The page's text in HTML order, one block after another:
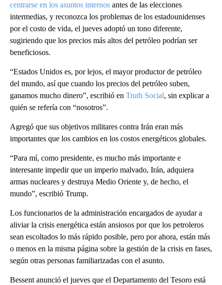
centrarse en los asuntos internos antes de las elecciones
intermedias, y reconozca los problemas de los estadounidenses
por el costo de vida, el jueves adoptó un tono diferente,
sugiriendo que los precios más altos del petróleo podrían ser
beneficiosos.
“Estados Unidos es, por lejos, el mayor productor de petróleo
del mundo, así que cuando los precios del petróleo suben,
ganamos mucho dinero”, escribió en Truth Social, sin explicar a
quién se refería con “nosotros”.
Agregó que sus objetivos militares contra Irán eran más
importantes que los cambios en los costos energéticos globales.
“Para mí, como presidente, es mucho más importante e
interesante impedir que un imperio malvado, Irán, adquiera
armas nucleares y destruya Medio Oriente y, de hecho, el
mundo”, escribió Trump.
Los funcionarios de la administración encargados de ayudar a
aliviar la crisis energética están ansiosos por que los petroleros
sean escoltados lo más rápido posible, pero por ahora, están más
o menos en la misma página sobre la gestión de la crisis en fases,
según otras personas familiarizadas con el asunto.
Bessent anunció el jueves que el Departamento del Tesoro está